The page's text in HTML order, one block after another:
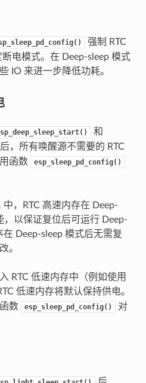
强制 RTC
电模式。在 Deep-sleep 模式
IO 来进一步降低功耗。
和
后，所有唤醒源不需要的 RTC
函数
esp_sleep_pd_config()
，RTC 高速内存在 Deep-
，以保证复位后可运行 Deep-
Deep-sleep 模式后无需复
。
RTC 低速内存中（例如使用
低速内存将默认保持供电。
数
esp_sleep_pd_config()
对